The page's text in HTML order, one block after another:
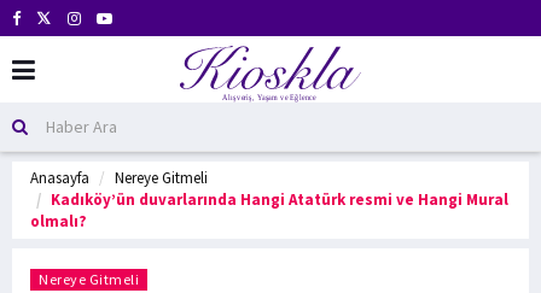
Anasayfa
Nereye Gitmeli
Kadıköy’ün duvarlarında Hangi Atatürk resmi ve Hangi Mural
olmalı?
Nereye Gitmeli